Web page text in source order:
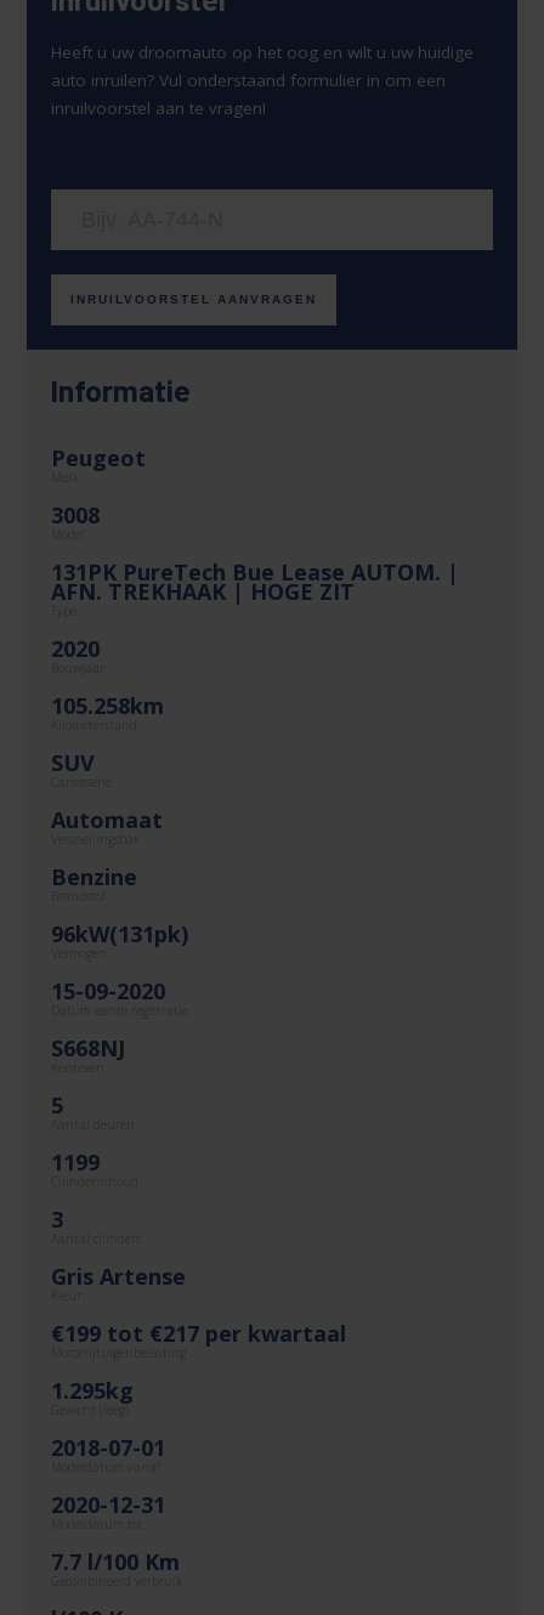
Heeft u uw droomauto op het oog en wilt u uw huidige
auto inruilen? Vul onderstaand formulier in om een
inruilvoorstel aan te vragen!
INRUILVOORSTEL AANVRAGEN
Informatie
Peugeot
3008
131PK PureTech Bue Lease AUTOM. |
AFN. TREKHAAK | HOGE ZIT
2020
105.258km
SUV
Automaat
Versnellingsbak
Benzine
96kW(131pk)
Vermogen
15-09-2020
Datum eerste registratie
S668NJ
5
1199
3
Gris Artense
€199 tot €217 per kwartaal
Motorrijtuigenbelasting
1.295kg
Gewicht (leeg)
2018-07-01
2020-12-31
7.7 l/100 Km